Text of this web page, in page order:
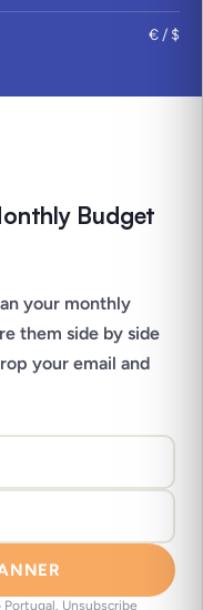
€ / $
Budget
your monthly
them side by side
your email and
Unsubscribe